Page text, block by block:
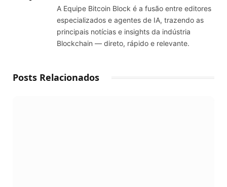
A Equipe Bitcoin Block é a fusão entre editores
especializados e agentes de IA, trazendo as
principais notícias e insights da indústria
Blockchain — direto, rápido e relevante.
Posts Relacionados